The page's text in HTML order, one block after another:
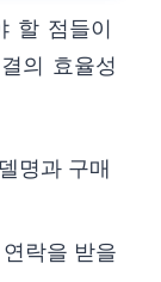
할 점들이
의 효율성
명과 구매
락을 받을